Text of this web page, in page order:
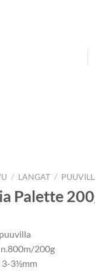
/ LANGAT /
Palette
200g
3½mm